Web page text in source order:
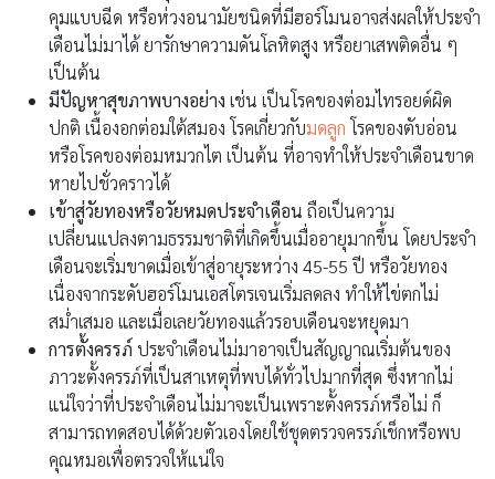
คุมแบบฉีด หรือห่วงอนามัยชนิดที่มีฮอร์โมนอาจส่งผลให้ประจำ
เดือนไม่มาได้ ยารักษาความดันโลหิตสูง หรือยาเสพติดอื่น ๆ
เป็นต้น
มีปัญหาสุขภาพบางอย่าง เช่น เป็นโรคของต่อมไทรอยด์ผิด
ปกติ เนื้องอกต่อมใต้สมอง โรคเกี่ยวกับมดลูก โรคของตับอ่อน
หรือโรคของต่อมหมวกไต เป็นต้น ที่อาจทำให้ประจำเดือนขาด
หายไปชั่วคราวได้
เข้าสู่วัยทองหรือวัยหมดประจำเดือน ถือเป็นความ
เปลี่ยนแปลงตามธรรมชาติที่เกิดขึ้นเมื่ออายุมากขึ้น โดยประจำ
เดือนจะเริ่มขาดเมื่อเข้าสู่อายุระหว่าง 45-55 ปี หรือวัยทอง
เนื่องจากระดับฮอร์โมนเอสโตรเจนเริ่มลดลง ทำให้ไข่ตกไม่
สม่ำเสมอ และเมื่อเลยวัยทองแล้วรอบเดือนจะหยุดมา
การตั้งครรภ์ ประจำเดือนไม่มาอาจเป็นสัญญาณเริ่มต้นของ
ภาวะตั้งครรภ์ที่เป็นสาเหตุที่พบได้ทั่วไปมากที่สุด ซึ่งหากไม่
แน่ใจว่าที่ประจำเดือนไม่มาจะเป็นเพราะตั้งครรภ์หรือไม่ ก็
สามารถทดสอบได้ด้วยตัวเองโดยใช้ชุดตรวจครรภ์เช็กหรือพบ
คุณหมอเพื่อตรวจให้แน่ใจ